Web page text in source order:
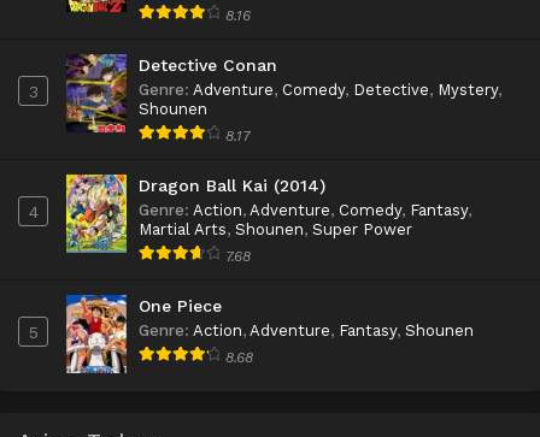
8.16
3
Detective Conan
Genre: Adventure, Comedy, Detective, Mystery,
Shounen
8.17
4
Dragon Ball Kai (2014)
Genre: Action, Adventure, Comedy, Fantasy,
Martial Arts, Shounen, Super Power
7.68
5
One Piece
Genre: Action, Adventure, Fantasy, Shounen
8.68